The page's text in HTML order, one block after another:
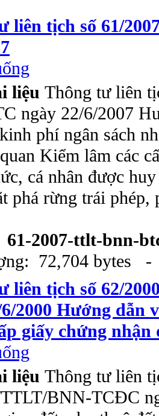
liên tịch số 61/
liệu Thông tư liên
ngày 22/6/2007
phí ngân sách
Kiểm lâm các
cá nhân được
phá rừng trái phép,
61-2007-ttlt-bnn-
72,704 bytes
liên tịch số 62/
2000 Hướng dẫn
giấy chứng
liệu Thông tư liên
BNN-TCĐC